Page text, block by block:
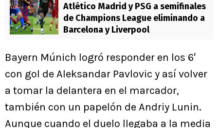
Atlético Madrid y PSG a semifinales
de Champions League eliminando a
Barcelona y Liverpool
Bayern Múnich logró responder en los 6′
con gol de Aleksandar Pavlovic y así volver
a tomar la delantera en el marcador,
también con un papelón de Andriy Lunin.
Aunque cuando el duelo llegaba a la media